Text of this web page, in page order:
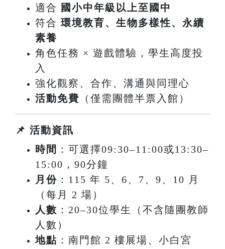
適合 國小中年級以上至國中
符合 環境教育、生物多樣性、永續
素養
角色任務 × 遊戲體驗，學生高度投
入
強化觀察、合作、溝通與同理心
活動免費 （僅需團體半票入館）
📌 活動資訊
時間 ：可選擇09:30–11:00或13:30–
15:00，90分鐘
月份 ：115 年 5、6、7、9、10 月
（每月 2 場）
人數 ：20–30位學生
（不含隨團教師
人數）
地點 ：南門館 2 樓展場、小白宮